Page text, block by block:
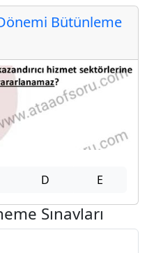
Bütünleme
D E
Sınavları